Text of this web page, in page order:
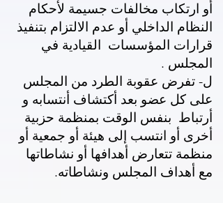
أو ارتكاب مخالفات جسيمة لأحكام
النظام الداخلي أو عدم الالتزام بتنفيذ
قرارات المؤسسات القيادية في
المجلس .
ل- تفرض عقوبة الطرد من المجلس
على كل عضو بعد أكتشاف أنتسابه و
أرتباط بنفس الوقت بمنظمة حزبية
أخرى أو انتسب إلى هيئة أو جمعية أو
منظمة تتعارض أهدافها أو نشاطاتها
مع أهداف المجلس ونشاطاته.